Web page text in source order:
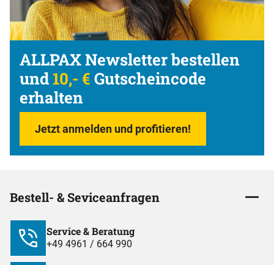
ALLPAX Newsletter bestellen
und10,- € Gutscheincode
erhalten
Jetzt anmelden und profitieren!
Bestell- & Seviceanfragen
Service & Beratung
+49 4961 / 664 990